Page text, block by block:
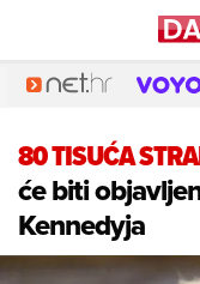
80 TISUĆA
će biti
Kennedyja